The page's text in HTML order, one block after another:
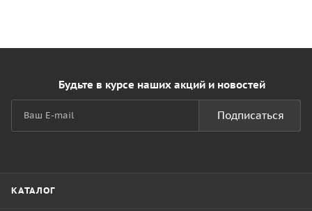
Будьте в курсе наших акций и новостей
Подписаться
КАТАЛОГ